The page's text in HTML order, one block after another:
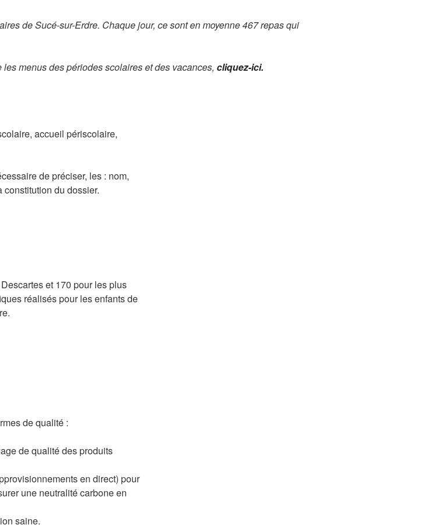
de Sucé-sur-Erdre. Chaque jour, ce sont en moyenne 467 repas qui
les menus des périodes scolaires et des vacances, cliquez-ici.
accueil périscolaire,
de préciser, les : nom,
du dossier.
et 170 pour les plus
réalisés pour les enfants de
de qualité :
de qualité des produits
en direct) pour
une neutralité carbone en
saine.